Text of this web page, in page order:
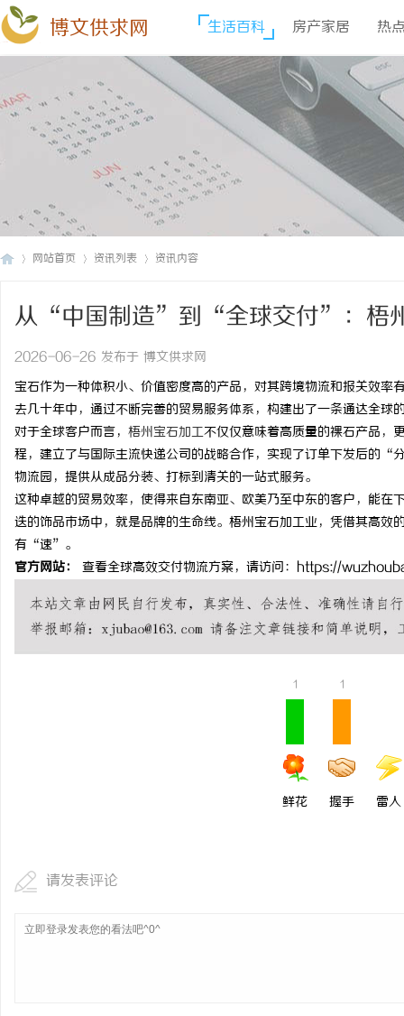
博文供求网 生活百科 房产家居 热
网站首页 资讯列表 资讯内容
从“中国制造”到“全球交付”：梧
2026-06-26 发布于 博文供求网
宝石作为一种体积小、价值密度高的产品，对其跨境物流和报关效
去几十年中，通过不断完善的贸易服务体系，构建出了一条通达全
对于全球客户而言， 梧州宝石加工不仅仅意味着高质量的裸石产品，
程，建立了与国际主流快递公司的战略合作，实现了订单下发后的
物流园，提供从成品分装、打标到清关的一站式服务。
这种卓越的贸易效率，使得来自东南亚、欧美乃至中东的客户，能
迭的饰品市场中，就是品牌的生命线。梧州宝石加工业，凭借其高
有“速”。
官方网站：
查看全球高效交付物流方案，请访问：https://
1
鲜花
1
握手 雷人
请发表评论
饮之道